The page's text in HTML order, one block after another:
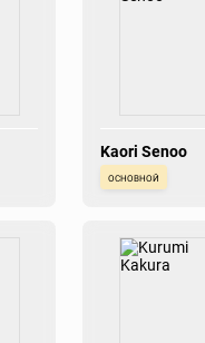
Kaori Senoo
основной